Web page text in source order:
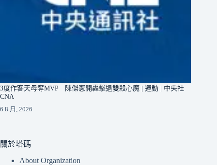
3度作客天母奪MVP 陳傑憲開轟擊退雙殺心魔 | 運動 | 中央社
CNA
6 8 月, 2026
關於塔碼
About Organization